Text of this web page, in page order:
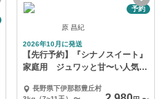
予約
原 昌紀
2026年10月に発送
【先行予約】『シナノスイート』
家庭用 ジュワッと甘〜い人気品
長野県下伊那郡豊丘村